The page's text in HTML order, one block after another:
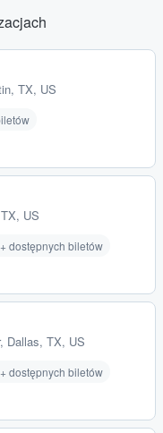
TX, US
US
dostępnych biletów
, Dallas, TX, US
dostępnych biletów